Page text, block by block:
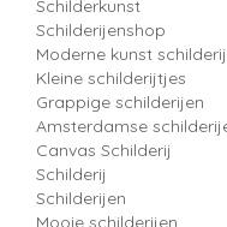
Schilderkunst
Schilderijenshop
Moderne kunst
Kleine schilderijtjes
Grappige schilderijen
Amsterdamse
Canvas Schilderij
Schilderij
Schilderijen
Mooie schilderijen